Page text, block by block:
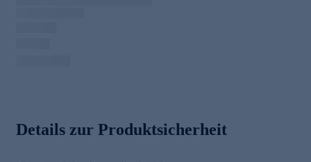
Details zur Produktsicherheit